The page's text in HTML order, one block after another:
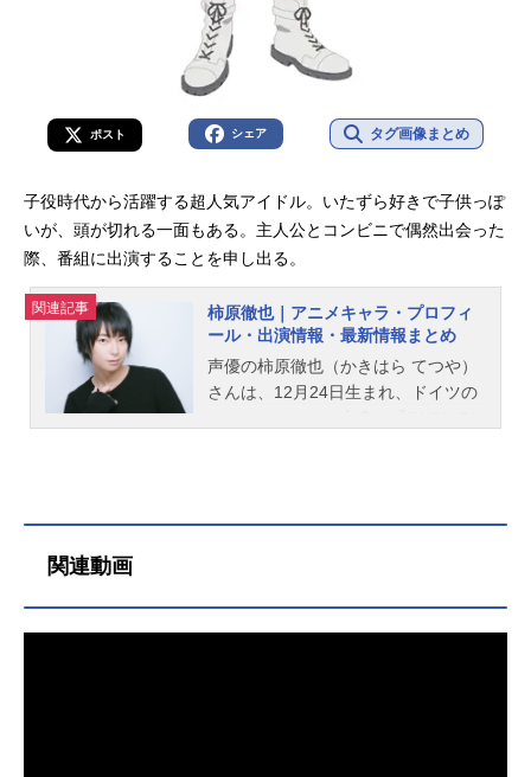
ポスト シェア タグ画像まとめ
子役時代から活躍する超人気アイドル。いたずら好きで子供っぽ
いが、頭が切れる一面もある。主人公とコンビニで偶然出会った
際、番組に出演することを申し出る。
関連記事
柿原徹也｜アニメキャラ・プロフィ
ール・出演情報・最新情報まとめ
声優の柿原徹也（かきはら てつや）
さんは、12月24日生まれ、ドイツの
ています。こちらでは、柿原徹也さ
関連動画